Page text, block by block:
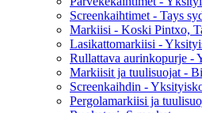
Screenkaihtimet - Tays
Markiisi - Koski Pintxo,
Lasikattomarkiisi -
Rullattava aurinkopurje -
Markiisit ja tuulisuojat -
Screenkaihdin -
Pergolamarkiisi ja